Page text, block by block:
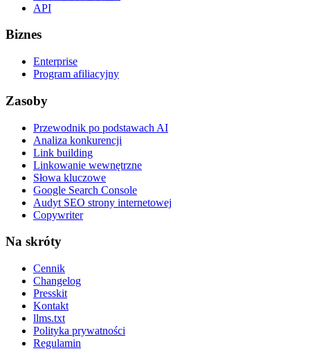
API
Biznes
Enterprise
Program afiliacyjny
Zasoby
Przewodnik po podstawach AI
Analiza konkurencji
Link building
Linkowanie wewnętrzne
Słowa kluczowe
Google Search Console
Audyt SEO strony internetowej
Copywriter
Na skróty
Cennik
Changelog
Presskit
Kontakt
llms.txt
Polityka prywatności
Regulamin